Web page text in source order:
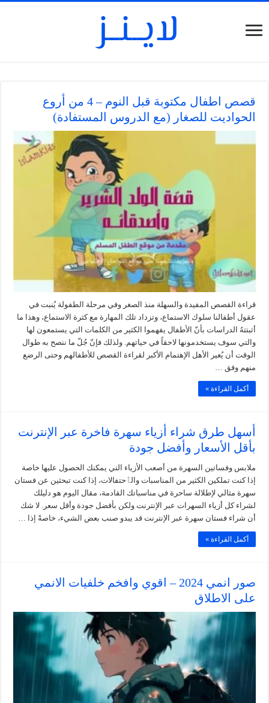
قصص اطفال مكتوبة قبل النوم – 4 من أروع
الحواديت للصغار (مع الدروس المستفادة)
قراءة القصص المفيدة والسهلة منذ الصغر وفي مرحلة الطفولة يُنبت في
عقول أطفالنا سلوك الاستماع، وتزداد تلك المهارة مع كثرة الاستماع، وهذا ما
أثبتتهُ الدراسات بأنّ الأطفال يفهموا الكثير من الكلمات التي يستمعون لها
والتي سوف يستخدمونها لاحقاً في حياتهم. ولذلك فإنّ جُلّ ما ننصح به طوال
الوقت أن يُعير الأهل الإهتمام الأكبر لقراءة القصص للأطفالهم وحتى الرضع
منهم وفق …
أكمل القراءة »
أسهل طرق شراء أزياء سهرة فاخرة عبر الإنترنت
بأقل الأسعار وأفضل جودة
ملابس وفساتين السهرة من أصعب الأزياء التي يمكنك الحصول عليها خاصة
إذا كنت تملكين الكثير من المناسبات والٱحتفالات، إذا كنت تبحثين عن فستان
سهرة مثالي لإطلالة ساحرة في مناسباتك القادمة، مقال اليوم هو دليلك
لشراء كل أزياء السهرات عبر الإنترنت ولكن بأفضل جودة وأقل سعر. لا شك
أن شراء فستان سهرة عبر الإنترنت قد يبدو صنب بعض الشيء، خاصةً إذا …
أكمل القراءة »
صور انمي 2024 – اقوي وافخم خلفيات الانمي
على الاطلاق